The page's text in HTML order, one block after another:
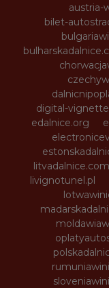
austria-
bilet-
digital-
edalnice.org
litvadalnice.com
livignotunel.pl